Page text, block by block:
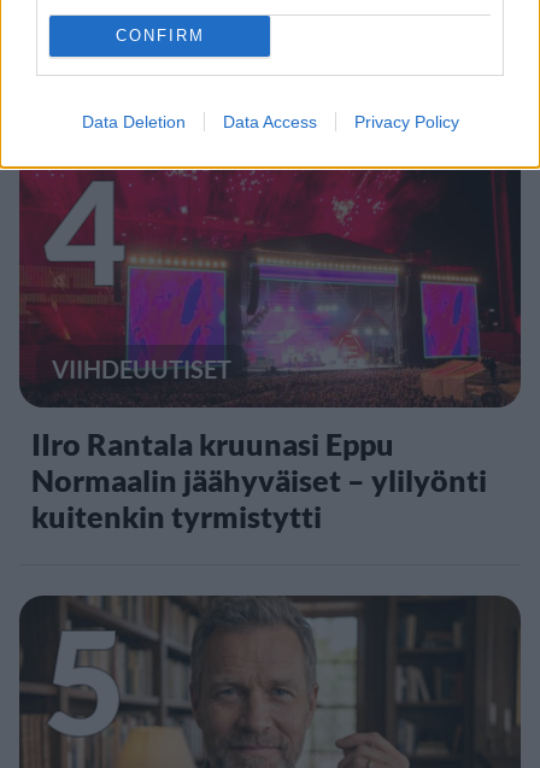
CONFIRM
Data Deletion Data Access Privacy Policy
Kela varoittaa 50 prosentin
leikkauksesta tukeen
4
VIIHDEUUTISET
IIro Rantala kruunasi Eppu
Normaalin jäähyväiset – ylilyönti
kuitenkin tyrmistytti
5